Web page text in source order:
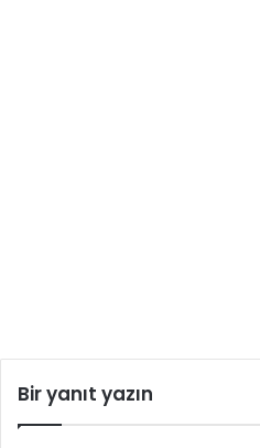
Bir yanıt yazın